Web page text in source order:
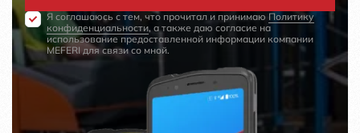
Я соглашаюсь с тем, что прочитал и принимаю Политику
конфиденциальности, а также даю согласие на
использование предоставленной информации компании
MEFERI для связи со мной.